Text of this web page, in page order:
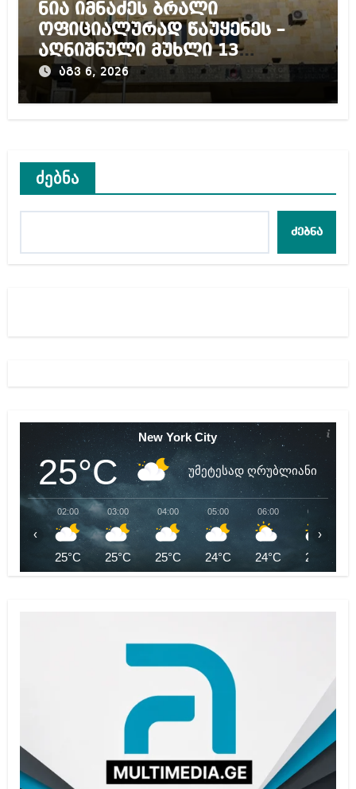
ნია იმნაძეს ბრალი
ოფიციალურად წაუყენეს –
აღნიშნული მუხლი 13
წლამდე პატიმრობას
ითვალისწინებს
აგვ 6, 2026
ძებნა
ძებნა
New York City
25°C უმეტესად ღრუბლიანი
02:00
25°C
03:00
25°C
04:00
25°C
05:00
24°C
06:00
24°C
07:00
24°C
‹ ›